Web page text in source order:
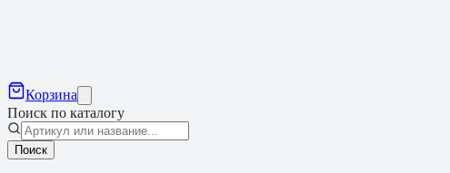
Корзина
Поиск по каталогу
Поиск